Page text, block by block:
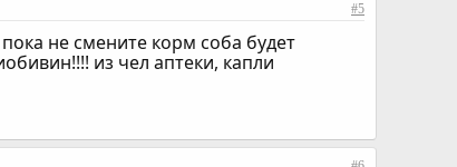
#5
не смените корм соба будет
из чел аптеки, капли